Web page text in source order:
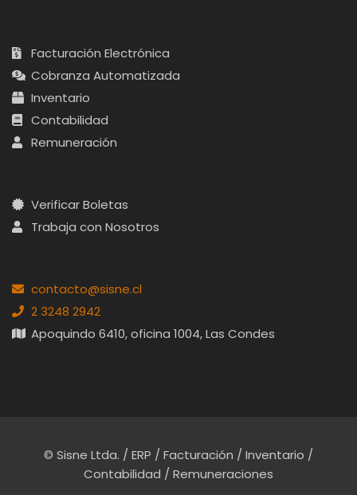
Facturación Electrónica
Cobranza Automatizada
Inventario
Contabilidad
Remuneración
Verificar Boletas
Trabaja con Nosotros
contacto@sisne.cl
2 3248 2942
Apoquindo 6410, oficina 1004, Las Condes
© Sisne Ltda. / ERP / Facturación / Inventario /
Contabilidad / Remuneraciones